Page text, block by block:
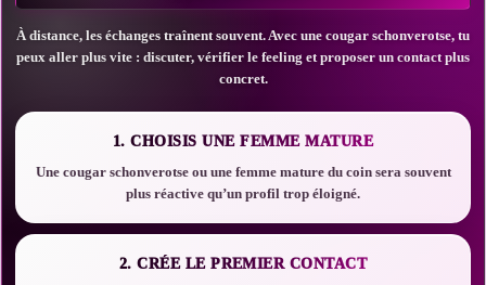
À distance, les échanges traînent souvent. Avec une cougar schonverotse, tu
peux aller plus vite : discuter, vérifier le feeling et proposer un contact plus
concret.
1. CHOISIS UNE FEMME MATURE
Une cougar schonverotse ou une femme mature du coin sera souvent
plus réactive qu’un profil trop éloigné.
2. CRÉE LE PREMIER CONTACT